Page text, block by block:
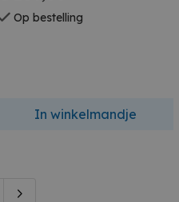
Op bestelling
In winkelmandje